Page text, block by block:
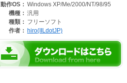
動作OS： Windows XP/Me/2000/NT/98/95
機種： 汎用
種類： フリーソフト
作者： hiro(IILdotJP)